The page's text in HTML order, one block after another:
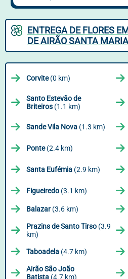
ENTREGA DE FLORES
DE AIRÃO SANTA MARIA
Corvite(0 km)
Santo Estevão de
Briteiros (1.1 km)
Sande Vila Nova (1.3 km)
Ponte(2.4 km)
Santa Eufémia (2.9 km)
Figueiredo (3.1 km)
Balazar(3.6 km)
Prazins de Santo Tirso (3.9
km)
Taboadela (4.7 km)
Airão São João
Batista (4.7 km)